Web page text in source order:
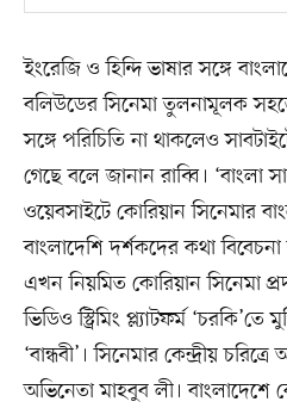
ইংরেজি ও হিন্দি ভাষার সঙ্গে
বলিউডের সিনেমা তুলনামূলক
সঙ্গে পরিচিতি না থাকলেও
গেছে বলে জানান রাব্বি। ‘বাংলা
ওয়েবসাইটে কোরিয়ান সিনেমার
বাংলাদেশি দর্শকদের কথা
এখন নিয়মিত কোরিয়ান সিনেমা
ভিডিও স্ট্রিমিং প্ল্যাটফর্ম
‘বান্ধবী’। সিনেমার কেন্দ্রীয়
অভিনেতা মাহবুব লী। বাংলাদেশে